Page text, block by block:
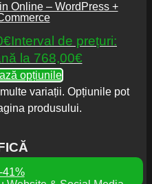
Online – WordPress +
€Interval de prețuri:
la 768,00€
opțiunile
variații. Opțiunile pot
produsului.
-41%